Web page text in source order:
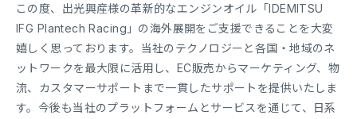
この度、出光興産様の革新的なエンジンオイル「IDEMITSU
IFG Plantech Racing」の海外展開をご支援できることを大変
嬉しく思っております。当社のテクノロジーと各国・地域のネ
ットワークを最大限に活用し、EC販売からマーケティング、物
流、カスタマーサポートまで一貫したサポートを提供いたしま
す。今後も当社のプラットフォームとサービスを通じて、日系